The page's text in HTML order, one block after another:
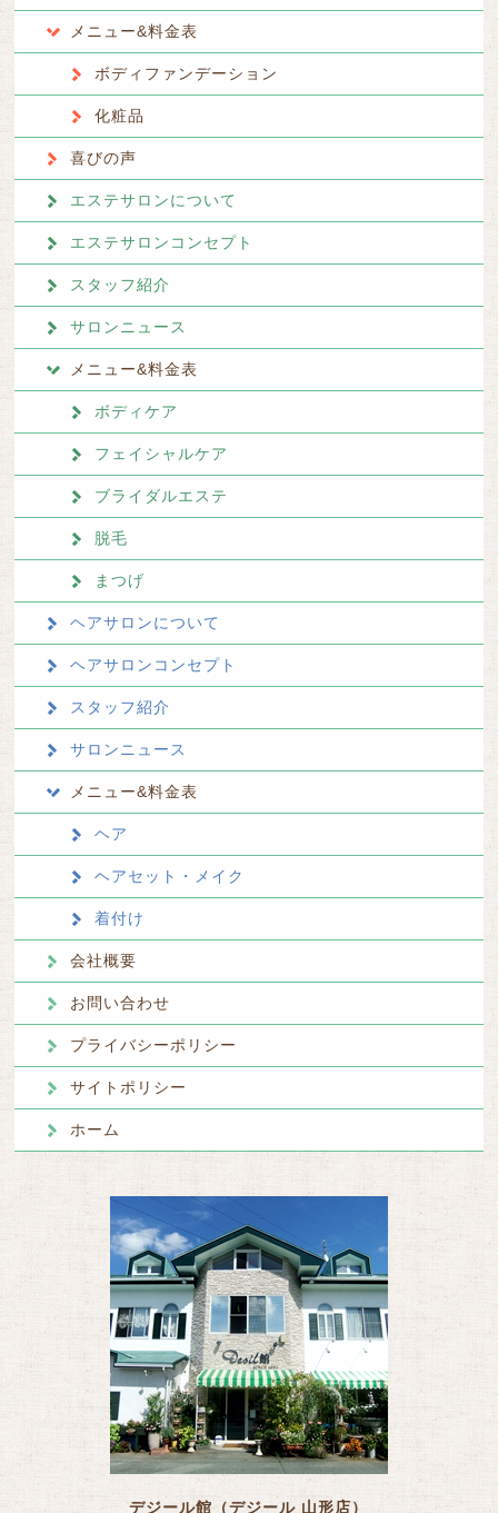
メニュー&料金表
ボディファンデーション
化粧品
喜びの声
エステサロンについて
エステサロンコンセプト
スタッフ紹介
サロンニュース
メニュー&料金表
ボディケア
フェイシャルケア
ブライダルエステ
脱毛
まつげ
ヘアサロンについて
ヘアサロンコンセプト
スタッフ紹介
サロンニュース
メニュー&料金表
ヘア
ヘアセット・メイク
着付け
会社概要
お問い合わせ
プライバシーポリシー
サイトポリシー
ホーム
デジール館（デジール 山形店）